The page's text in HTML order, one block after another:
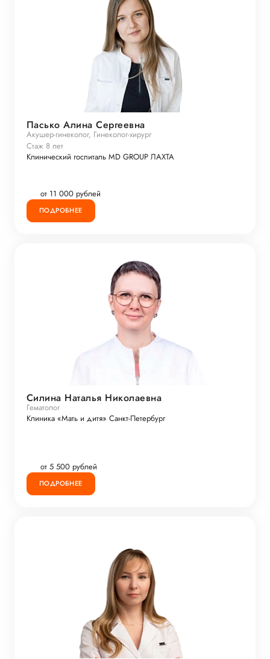
Пасько Алина Сергеевна
Акушер-гинеколог, Гинеколог-хирург
Стаж 8 лет
Клинический госпиталь MD GROUP ЛАХТА
от 11 000 рублей
ПОДРОБНЕЕ
Силина Наталья Николаевна
Гематолог
Клиника «Мать и дитя» Санкт-Петербург
от 5 500 рублей
ПОДРОБНЕЕ